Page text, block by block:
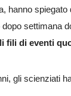
hanno
dopo settimana
fili di eventi
gli scienziati